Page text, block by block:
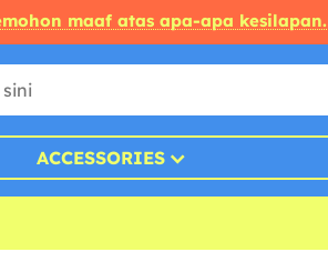
maaf atas apa-apa kesilapan.
ACCESSORIES